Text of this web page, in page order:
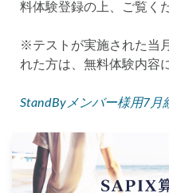
料体験登録の上、ご覧く
※テストが実施された当
れた方は、無料体験内容
StandByメンバー様用7月